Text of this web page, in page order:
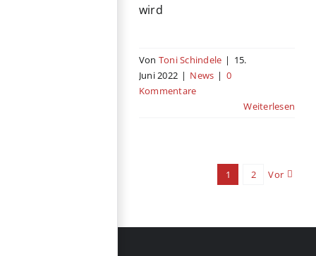
wird
Von Toni Schindele | 15.
Juni 2022 | News | 0
Kommentare
Weiterlesen
1 2 Vor